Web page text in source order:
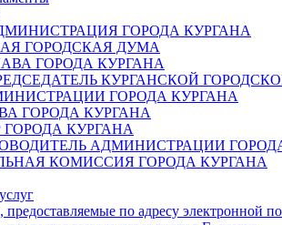
ГОРОДА КУРГАНА
ГОРОДСКАЯ ДУМА
ГОРОДА КУРГАНА
КУРГАНСКОЙ
ГОРОДА КУРГАНА
ГОРОДА КУРГАНА
КУРГАНА
АДМИНИСТРАЦИИ
КОМИССИЯ ГОРОДА КУРГАНА
по адресу электронной